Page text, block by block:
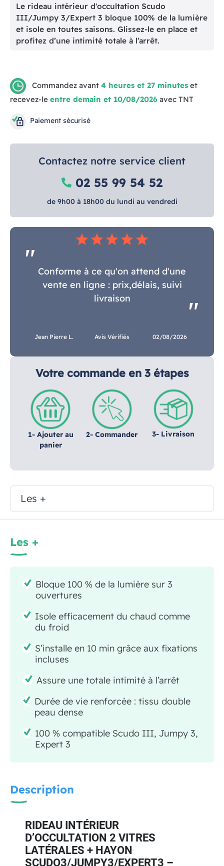
Le rideau intérieur d'occultation Scudo
III/Jumpy 3/Expert 3 bloque 100% de la lumière
et isole en toutes saisons. Glissez-le en place et
profitez d’une intimité totale à l’arrêt.
Commandez avant 4 heures et 27 minutes et
recevez-le entre demain et 10/08/2026 avec TNT
Paiement sécurisé
Contactez notre service client
02 55 99 54 52
de 9h00 à 18h00 du lundi au vendredi
Votre commande en 3 étapes
1- Ajouter au
panier
2- Commander 3- Livraison
star star star star star
Conforme à ce qu'on attend d'une
vente en ligne : prix,délais, suivi
livraison
Jean Pierre L. Avis Vérifiés 02/08/2026
Les +
Les +
Bloque 100 % de la lumière sur 3
ouvertures
Isole efficacement du chaud comme
du froid
S’installe en 10 min grâce aux fixations
incluses
Assure une totale intimité à l’arrêt
Durée de vie renforcée : tissu double
peau dense
100 % compatible Scudo III, Jumpy 3,
Expert 3
Description
RIDEAU INTÉRIEUR
D’OCCULTATION 2 VITRES
LATÉRALES + HAYON
SCUDO3/JUMPY3/EXPERT3 –